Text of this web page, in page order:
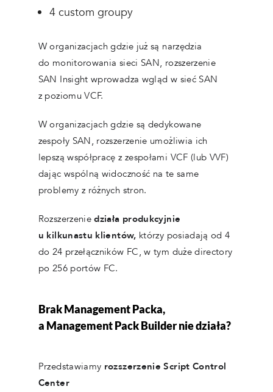
4 custom groupy
W organizacjach gdzie już są narzędzia
do monitorowania sieci SAN, rozszerzenie
SAN Insight wprowadza wgląd w sieć SAN
z poziomu VCF.
W organizacjach gdzie są dedykowane
zespoły SAN, rozszerzenie umożliwia ich
lepszą współpracę z zespołami VCF (lub VVF)
dając wspólną widoczność na te same
problemy z różnych stron.
Rozszerzeniedziała produkcyjnie
u kilkunastu klientów, którzy posiadają od 4
do 24 przełączników FC, w tym duże directory
po 256 portów FC.
Brak Management Packa,
a Management Pack Builder nie działa?
Przedstawiamy rozszerzenie Script Control
Center